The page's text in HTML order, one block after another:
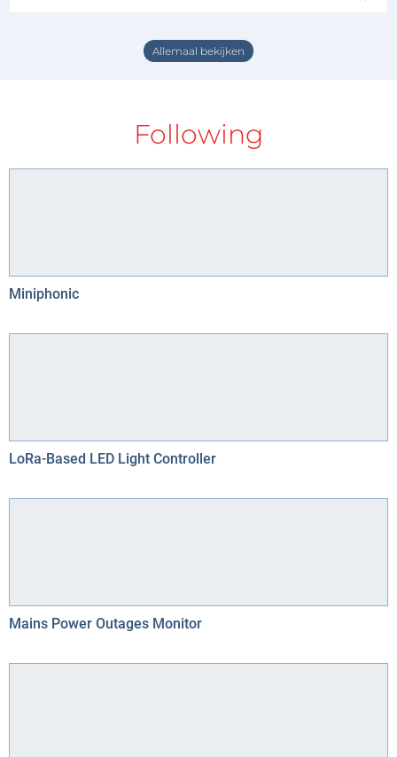
Allemaal bekijken
Following
Miniphonic
LoRa-Based LED Light Controller
Mains Power Outages Monitor